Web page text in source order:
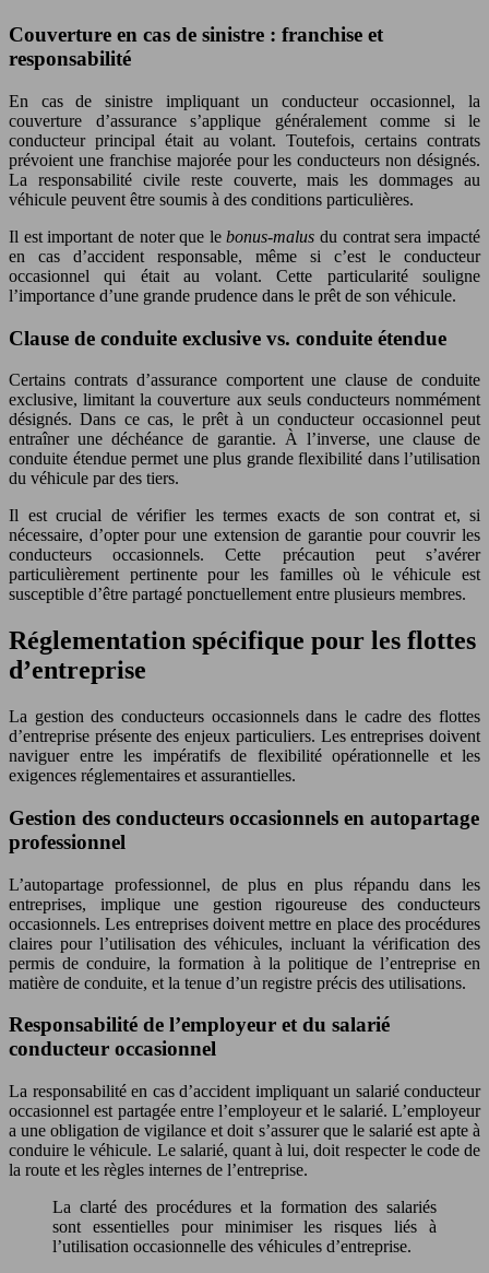
Couverture en cas de sinistre : franchise et
responsabilité
En cas de sinistre impliquant un conducteur occasionnel, la
couverture d’assurance s’applique généralement comme si le
conducteur principal était au volant. Toutefois, certains contrats
prévoient une franchise majorée pour les conducteurs non désignés.
La responsabilité civile reste couverte, mais les dommages au
véhicule peuvent être soumis à des conditions particulières.
Il est important de noter que lebonus-malusdu contrat sera impacté
en cas d’accident responsable, même si c’est le conducteur
occasionnel qui était au volant. Cette particularité souligne
l’importance d’une grande prudence dans le prêt de son véhicule.
Clause de conduite exclusive vs. conduite étendue
Certains contrats d’assurance comportent une clause de conduite
exclusive, limitant la couverture aux seuls conducteurs nommément
désignés. Dans ce cas, le prêt à un conducteur occasionnel peut
entraîner une déchéance de garantie. À l’inverse, une clause de
conduite étendue permet une plus grande flexibilité dans l’utilisation
du véhicule par des tiers.
Il est crucial de vérifier les termes exacts de son contrat et, si
nécessaire, d’opter pour une extension de garantie pour couvrir les
conducteurs occasionnels. Cette précaution peut s’avérer
particulièrement pertinente pour les familles où le véhicule est
susceptible d’être partagé ponctuellement entre plusieurs membres.
Réglementation spécifique pour les flottes
d’entreprise
La gestion des conducteurs occasionnels dans le cadre des flottes
d’entreprise présente des enjeux particuliers. Les entreprises doivent
naviguer entre les impératifs de flexibilité opérationnelle et les
exigences réglementaires et assurantielles.
Gestion des conducteurs occasionnels en autopartage
professionnel
L’autopartage professionnel, de plus en plus répandu dans les
entreprises, implique une gestion rigoureuse des conducteurs
occasionnels. Les entreprises doivent mettre en place des procédures
claires pour l’utilisation des véhicules, incluant la vérification des
permis de conduire, la formation à la politique de l’entreprise en
matière de conduite, et la tenue d’un registre précis des utilisations.
Responsabilité de l’employeur et du salarié
conducteur occasionnel
La responsabilité en cas d’accident impliquant un salarié conducteur
occasionnel est partagée entre l’employeur et le salarié. L’employeur
a une obligation de vigilance et doit s’assurer que le salarié est apte à
conduire le véhicule. Le salarié, quant à lui, doit respecter le code de
la route et les règles internes de l’entreprise.
La clarté des procédures et la formation des salariés
sont essentielles pour minimiser les risques liés à
l’utilisation occasionnelle des véhicules d’entreprise.